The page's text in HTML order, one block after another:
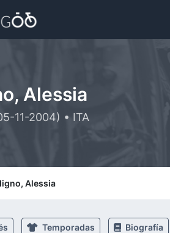
Alessia
11-2004) • ITA
Alessia
Temporadas Biografía